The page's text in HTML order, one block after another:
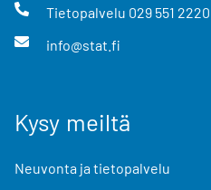
Tietopalvelu 029 551 2220
info@stat.fi
Kysy meiltä
Neuvonta ja tietopalvelu